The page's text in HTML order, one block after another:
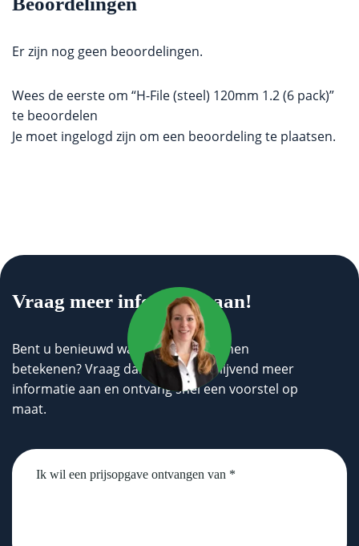
Er zijn nog geen beoordelingen.
Wees de eerste om “H-File (steel) 120mm 1.2 (6 pack)”
te beoordelen
Je moet ingelogd zijn om een beoordeling te plaatsen.
Vraag meer informatie aan!
Bent u benieuwd wat wij voor u kunnen
betekenen? Vraag dan geheel vrijblijvend meer
informatie aan en ontvang snel een voorstel op
maat.
Untitled